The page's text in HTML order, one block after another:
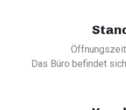
Das Büro befindet